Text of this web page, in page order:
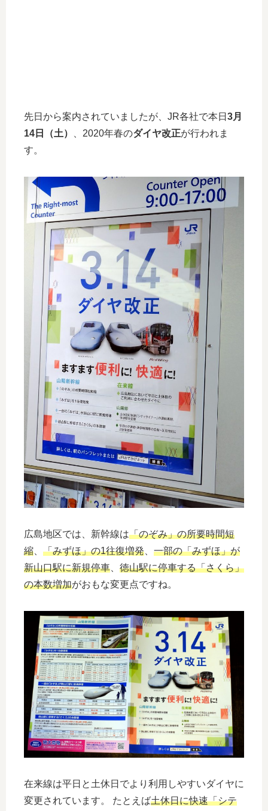
先日から案内されていましたが、JR各社で本日 3月
14日（土）
、2020年春のダイヤ改正が行われま
す。
広島地区では、新幹線は「のぞみ」の所要時間短
縮
「みずほ」の1往復増発
一部の「みずほ」が
新山口駅に新規停車
徳山駅に停車する「さくら」
の本数増加がおもな変更点ですね。
在来線は平日と土休日でより利用しやすいダイヤに
変更されています。 たとえば土休日に快速「シテ